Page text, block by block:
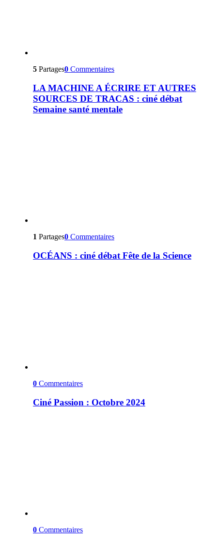
5 Partages0 Commentaires
LA MACHINE A ÉCRIRE ET AUTRES
SOURCES DE TRACAS : ciné débat
Semaine santé mentale
1 Partages0 Commentaires
OCÉANS : ciné débat Fête de la Science
0 Commentaires
Ciné Passion : Octobre 2024
0 Commentaires